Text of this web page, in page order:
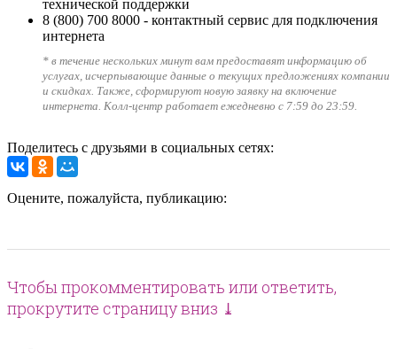
технической поддержки
8 (800) 700 8000 - контактный сервис для подключения
интернета
* в течение нескольких минут вам предоставят информацию об
услугах, исчерпывающие данные о текущих предложениях компании
и скидках. Также, сформируют новую заявку на включение
интернета. Колл-центр работает ежедневно с 7:59 до 23:59.
Поделитесь с друзьями в социальных сетях:
Оцените, пожалуйста, публикацию:
Чтобы прокомментировать или ответить,
прокрутите страницу вниз ⤓